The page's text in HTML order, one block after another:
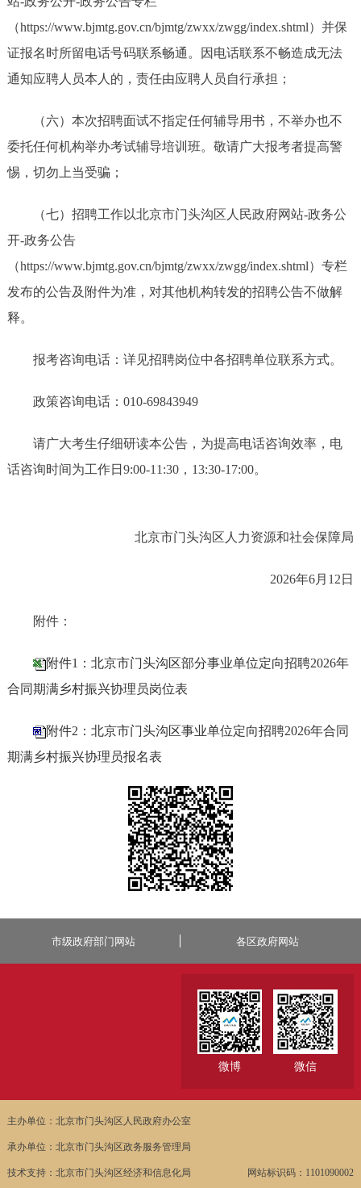
（https://www.bjmtg.gov.cn/bjmtg/zwxx/zwgg/index.shtml）并保
证报名时所留电话号码联系畅通。因电话联系不畅造成无法
通知应聘人员本人的，责任由应聘人员自行承担；
（六）本次招聘面试不指定任何辅导用书，不举办也不
委托任何机构举办考试辅导培训班。敬请广大报考者提高警
惕，切勿上当受骗；
（七）招聘工作以北京市门头沟区人民政府网站-政务公
开-政务公告
（https://www.bjmtg.gov.cn/bjmtg/zwxx/zwgg/index.shtml）专栏
发布的公告及附件为准，对其他机构转发的招聘公告不做解
释。
报考咨询电话：详见招聘岗位中各招聘单位联系方式。
政策咨询电话：010-69843949
请广大考生仔细研读本公告，为提高电话咨询效率，电
话咨询时间为工作日9:00-11:30，13:30-17:00。
北京市门头沟区人力资源和社会保障局
2026年6月12日
附件：
附件1：北京市门头沟区部分事业单位定向招聘2026年
合同期满乡村振兴协理员岗位表
附件2：北京市门头沟区事业单位定向招聘2026年合同
期满乡村振兴协理员报名表
市级政府部门网站 各区政府网站
微博 微信
主办单位：北京市门头沟区人民政府办公室
承办单位：北京市门头沟区政务服务管理局
技术支持：北京市门头沟区经济和信息化局 网站标识码：1101090002